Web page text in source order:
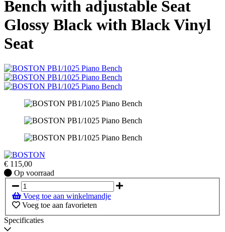
Bench with adjustable Seat
Glossy Black with Black Vinyl
Seat
€ 115,00
Op
voorraad
Op voorraad
Voeg toe aan winkelmandje
Voeg toe aan favorieten
Specificaties